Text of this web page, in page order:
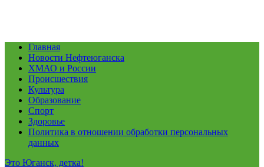
Главная
Новости Нефтеюганска
ХМАО и России
Происшествия
Культура
Образование
Спорт
Здоровье
Политика в отношении обработки персональных
данных
Это Юганск, детка!